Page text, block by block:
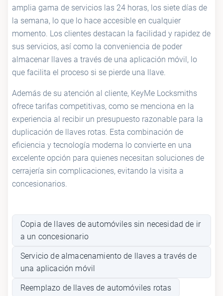
amplia gama de servicios las 24 horas, los siete días de
la semana, lo que lo hace accesible en cualquier
momento. Los clientes destacan la facilidad y rapidez de
sus servicios, así como la conveniencia de poder
almacenar llaves a través de una aplicación móvil, lo
que facilita el proceso si se pierde una llave.
Además de su atención al cliente, KeyMe Locksmiths
ofrece tarifas competitivas, como se menciona en la
experiencia al recibir un presupuesto razonable para la
duplicación de llaves rotas. Esta combinación de
eficiencia y tecnología moderna lo convierte en una
excelente opción para quienes necesitan soluciones de
cerrajería sin complicaciones, evitando la visita a
concesionarios.
Copia de llaves de automóviles sin necesidad de ir
a un concesionario
Servicio de almacenamiento de llaves a través de
una aplicación móvil
Reemplazo de llaves de automóviles rotas